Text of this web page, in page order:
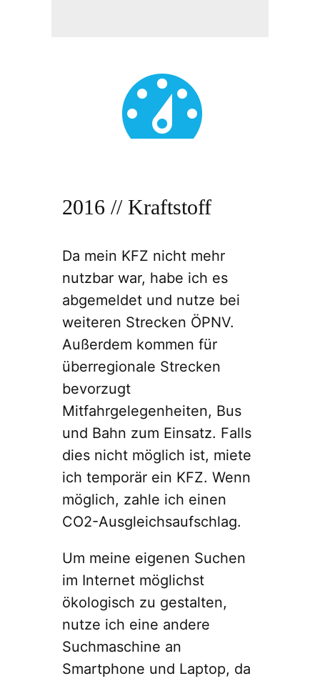
2016 // Kraftstoff
Da mein KFZ nicht mehr
nutzbar war, habe ich es
abgemeldet und nutze bei
weiteren Strecken ÖPNV.
Außerdem kommen für
überregionale Strecken
bevorzugt
Mitfahrgelegenheiten, Bus
und Bahn zum Einsatz. Falls
dies nicht möglich ist, miete
ich temporär ein KFZ. Wenn
möglich, zahle ich einen
CO2-Ausgleichsaufschlag.
Um meine eigenen Suchen
im Internet möglichst
ökologisch zu gestalten,
nutze ich eine andere
Suchmaschine an
Smartphone und Laptop, da